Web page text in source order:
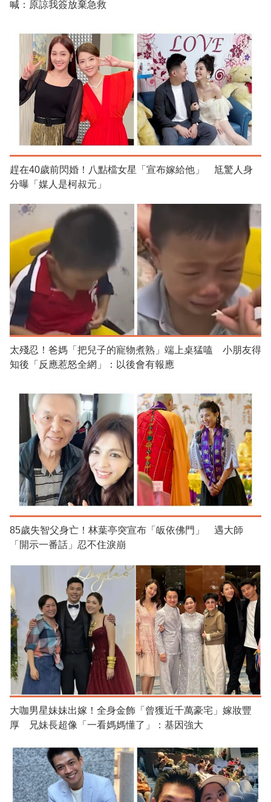
喊：原諒我簽放棄急救
趕在40歲前閃婚！八點檔女星「宣布嫁給他」 尪驚人身
分曝「媒人是柯叔元」
太殘忍！爸媽「把兒子的寵物煮熟」端上桌猛嗑 小朋友得
知後「反應惹怒全網」：以後會有報應
85歲失智父身亡！林葉亭突宣布「皈依佛門」 遇大師
「開示一番話」忍不住淚崩
大咖男星妹妹出嫁！全身金飾「曾獲近千萬豪宅」嫁妝豐
厚 兄妹長超像「一看媽媽懂了」：基因強大